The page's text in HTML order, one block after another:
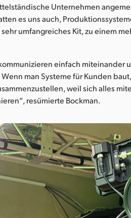
Unternehmen
es uns auch,
umfangreiches Kit, zu einem
einfach miteinander
man Systeme für Kunden
weil sich alles
resümierte Bockman.